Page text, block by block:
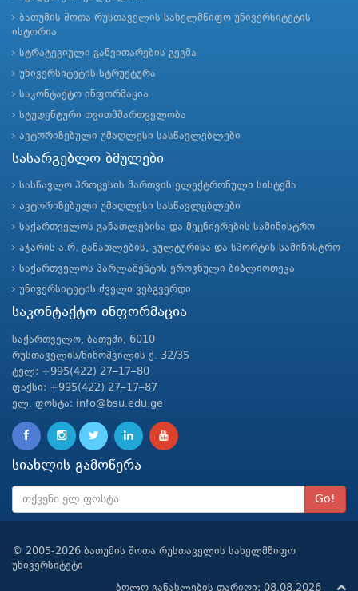
ბათუმის შოთა რუსთაველის სახელმწიფო უნივერსიტეტის
ისტორია
სტრატეგიული განვითარების გეგმა
უნივერსიტეტის სტრუქტურა
საკონტაქტო ინფორმაცია
სტუდენტური თვითმმართველობა
ავტორიზებული უმაღლესი სასწავლებლები
სასარგებლო ბმულები
სასწავლო პროცესის მართვის ელექტრონული სისტემა
ავტორიზებული უმაღლესი სასწავლებლები
საქართველოს განათლებისა და მეცნიერების სამინისტრო
აჭარის ა.რ. განათლების, კულტურისა და სპორტის სამინისტრო
საქართველოს პარლამენტის ეროვნული ბიბლიოთეკა
უნივერსიტეტის ძველი ვებგვერდი
საკონტაქტო ინფორმაცია
საქართველო, ბათუმი, 6010
რუსთაველის/ნინოშვილის ქ. 32/35
ტელ: +995(422) 27–17–80
ფაქსი: +995(422) 27–17–87
ელ. ფოსტა: info@bsu.edu.ge
სიახლის გამოწერა
Go!
© 2005-2026 ბათუმის შოთა რუსთაველის სახელმწიფო
უნივერსიტეტი
ბოლო განახლების თარიღი: 08.08.2026